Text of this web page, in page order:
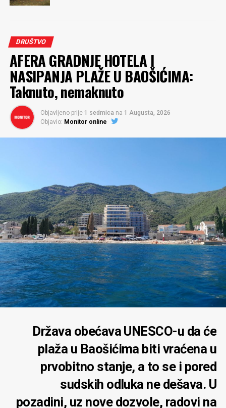
DRUŠTVO
AFERA GRADNJE HOTELA I
NASIPANJA PLAŽE U BAOŠIĆIMA:
Taknuto, nemaknuto
Objavljeno prije 1 sedmica na 1 Augusta, 2026
Objavio: Monitor online
Država obećava UNESCO-u da će
plaža u Baošićima biti vraćena u
prvobitno stanje, a to se i pored
sudskih odluka ne dešava. U
pozadini, uz nove dozvole, radovi na